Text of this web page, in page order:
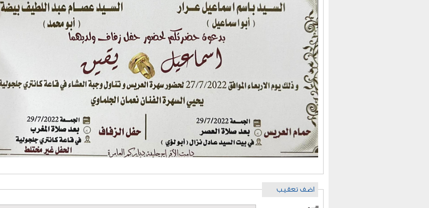
اضف تعقيب